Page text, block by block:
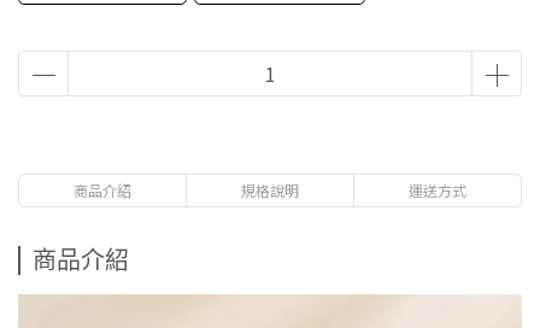
商品介紹 規格說明 運送方式
商品介紹